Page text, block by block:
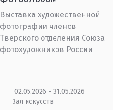
Выставка художественной
фотографии членов
Тверского отделения Союза
фотохудожников России
02.05.2026 - 31.05.2026
Зал искусств